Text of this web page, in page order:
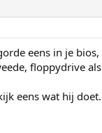
eens in je bios,
floppydrive
eens wat hij doet.